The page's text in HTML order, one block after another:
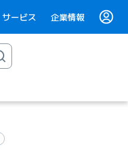
サービス 企業情報